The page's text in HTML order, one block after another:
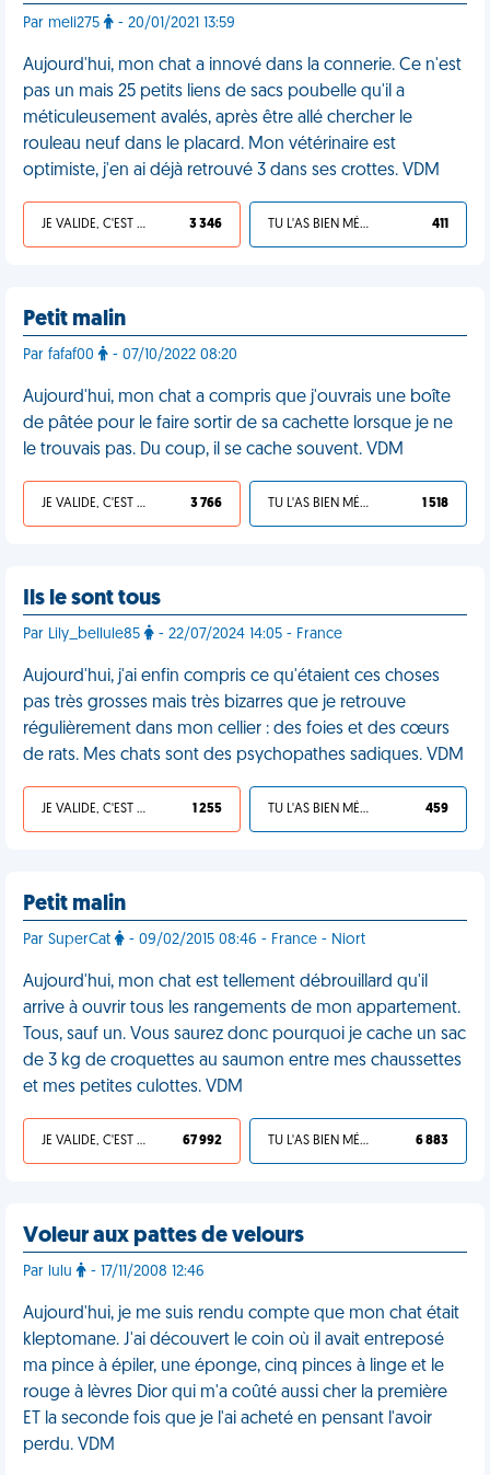
Par meli275 - 20/01/2021 13:59
Aujourd'hui, mon chat a innové dans la connerie. Ce n'est
pas un mais 25 petits liens de sacs poubelle qu'il a
méticuleusement avalés, après être allé chercher le
rouleau neuf dans le placard. Mon vétérinaire est
optimiste, j'en ai déjà retrouvé 3 dans ses crottes. VDM
JE VALIDE, C'EST UNE VDM 3 346 TU L'AS BIEN MÉRITÉ 411
Petit malin
Par fafaf00 - 07/10/2022 08:20
Aujourd'hui, mon chat a compris que j'ouvrais une boîte
de pâtée pour le faire sortir de sa cachette lorsque je ne
le trouvais pas. Du coup, il se cache souvent. VDM
JE VALIDE, C'EST UNE VDM 3 766 TU L'AS BIEN MÉRITÉ 1 518
Ils le sont tous
Par Lily_bellule85 - 22/07/2024 14:05 - France
Aujourd'hui, j'ai enfin compris ce qu'étaient ces choses
pas très grosses mais très bizarres que je retrouve
régulièrement dans mon cellier : des foies et des cœurs
de rats. Mes chats sont des psychopathes sadiques. VDM
JE VALIDE, C'EST UNE VDM 1 255 TU L'AS BIEN MÉRITÉ 459
Petit malin
Par SuperCat - 09/02/2015 08:46 - France - Niort
Aujourd'hui, mon chat est tellement débrouillard qu'il
arrive à ouvrir tous les rangements de mon appartement.
Tous, sauf un. Vous saurez donc pourquoi je cache un sac
de 3 kg de croquettes au saumon entre mes chaussettes
et mes petites culottes. VDM
JE VALIDE, C'EST UNE VDM 67 992 TU L'AS BIEN MÉRITÉ 6 883
Voleur aux pattes de velours
Par lulu - 17/11/2008 12:46
Aujourd'hui, je me suis rendu compte que mon chat était
kleptomane. J'ai découvert le coin où il avait entreposé
ma pince à épiler, une éponge, cinq pinces à linge et le
rouge à lèvres Dior qui m'a coûté aussi cher la première
ET la seconde fois que je l'ai acheté en pensant l'avoir
perdu. VDM